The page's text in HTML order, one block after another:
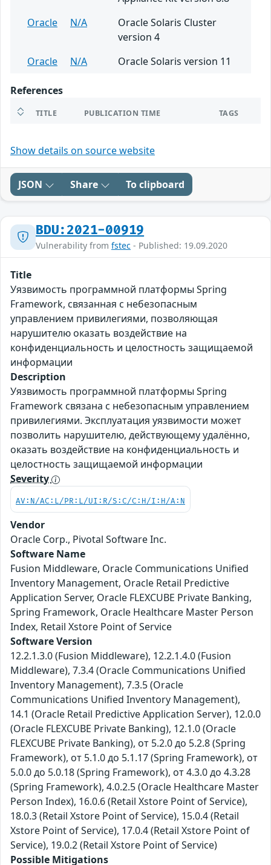
Oracle
N/A
Oracle Solaris Cluster
version 4
Oracle
N/A Oracle Solaris version 11
References
TITLE PUBLICATION TIME TAGS
Show details on source website
JSON Share To clipboard
BDU:2021-00919
Vulnerability from fstec - Published: 19.09.2020
Title
Уязвимость программной платформы Spring
Framework, связанная с небезопасным
управлением привилегиями, позволяющая
нарушителю оказать воздействие на
конфиденциальность и целостность защищаемой
информации
Description
Уязвимость программной платформы Spring
Framework связана с небезопасным управлением
привилегиями. Эксплуатация уязвимости может
позволить нарушителю, действующему удалённо,
оказать воздействие на конфиденциальность и
целостность защищаемой информации
Severity
AV:N/AC:L/PR:L/UI:R/S:C/C:H/I:H/A:N
Vendor
Oracle Corp., Pivotal Software Inc.
Software Name
Fusion Middleware, Oracle Communications Unified
Inventory Management, Oracle Retail Predictive
Application Server, Oracle FLEXCUBE Private Banking,
Spring Framework, Oracle Healthcare Master Person
Index, Retail Xstore Point of Service
Software Version
12.2.1.3.0 (Fusion Middleware), 12.2.1.4.0 (Fusion
Middleware), 7.3.4 (Oracle Communications Unified
Inventory Management), 7.3.5 (Oracle
Communications Unified Inventory Management),
14.1 (Oracle Retail Predictive Application Server), 12.0.0
(Oracle FLEXCUBE Private Banking), 12.1.0 (Oracle
FLEXCUBE Private Banking), от 5.2.0 до 5.2.8 (Spring
Framework), от 5.1.0 до 5.1.17 (Spring Framework), от
5.0.0 до 5.0.18 (Spring Framework), от 4.3.0 до 4.3.28
(Spring Framework), 4.0.2.5 (Oracle Healthcare Master
Person Index), 16.0.6 (Retail Xstore Point of Service),
18.0.3 (Retail Xstore Point of Service), 15.0.4 (Retail
Xstore Point of Service), 17.0.4 (Retail Xstore Point of
Service), 19.0.2 (Retail Xstore Point of Service)
Possible Mitigations